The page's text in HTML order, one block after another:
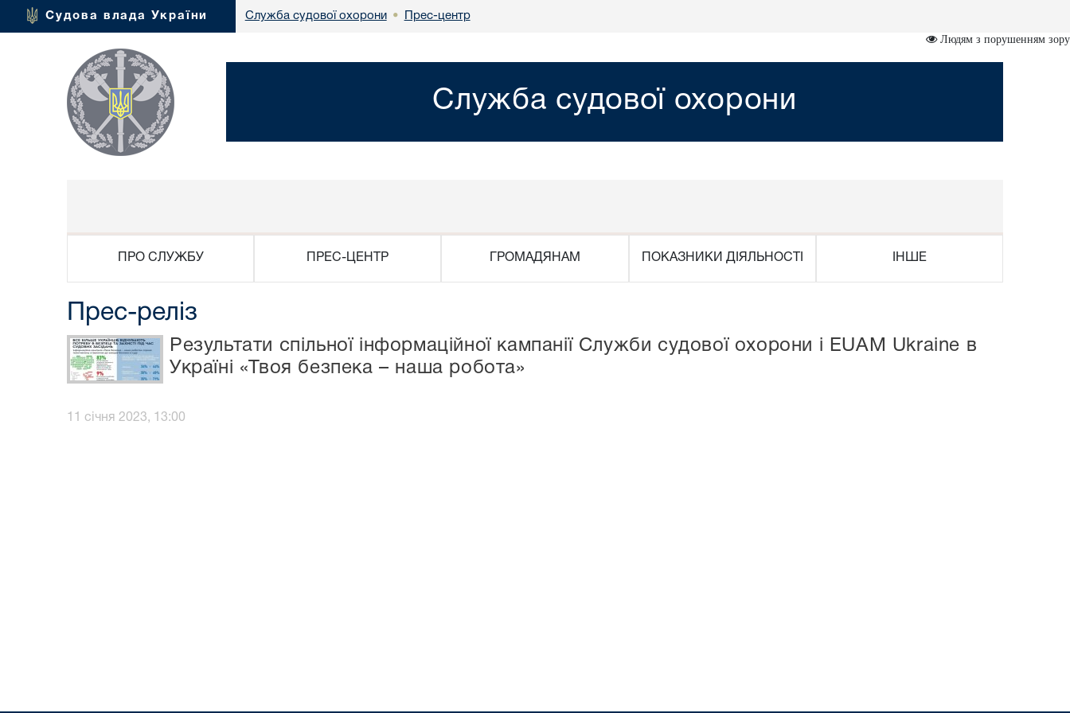
Судова влада України Служба судової охорони • Прес-центр
Людям з порушенням зору
Служба судової охорони
ПРО СЛУЖБУ ПРЕС-ЦЕНТР ГРОМАДЯНАМ ПОКАЗНИКИ ДІЯЛЬНОСТІ ІНШЕ
Прес-реліз
Результати спільної інформаційної кампанії Служби судової охорони і EUAM Ukraine в
Україні «Твоя безпека – наша робота»
11 січня 2023, 13:00